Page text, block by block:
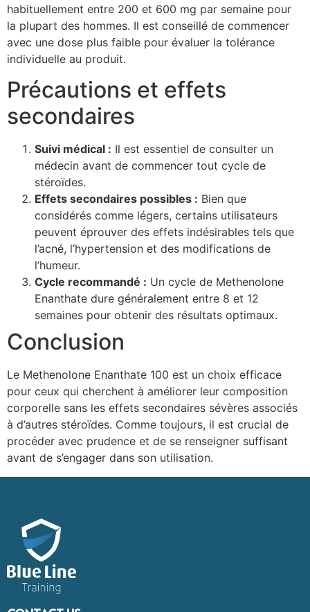
habituellement entre 200 et 600 mg par semaine pour
la plupart des hommes. Il est conseillé de commencer
avec une dose plus faible pour évaluer la tolérance
individuelle au produit.
Précautions et effets
secondaires
Suivi médical : Il est essentiel de consulter un
médecin avant de commencer tout cycle de
stéroïdes.
Effets secondaires possibles : Bien que
considérés comme légers, certains utilisateurs
peuvent éprouver des effets indésirables tels que
l’acné, l’hypertension et des modifications de
l’humeur.
Cycle recommandé : Un cycle de Methenolone
Enanthate dure généralement entre 8 et 12
semaines pour obtenir des résultats optimaux.
Conclusion
Le Methenolone Enanthate 100 est un choix efficace
pour ceux qui cherchent à améliorer leur composition
corporelle sans les effets secondaires sévères associés
à d’autres stéroïdes. Comme toujours, il est crucial de
procéder avec prudence et de se renseigner suffisant
avant de s’engager dans son utilisation.